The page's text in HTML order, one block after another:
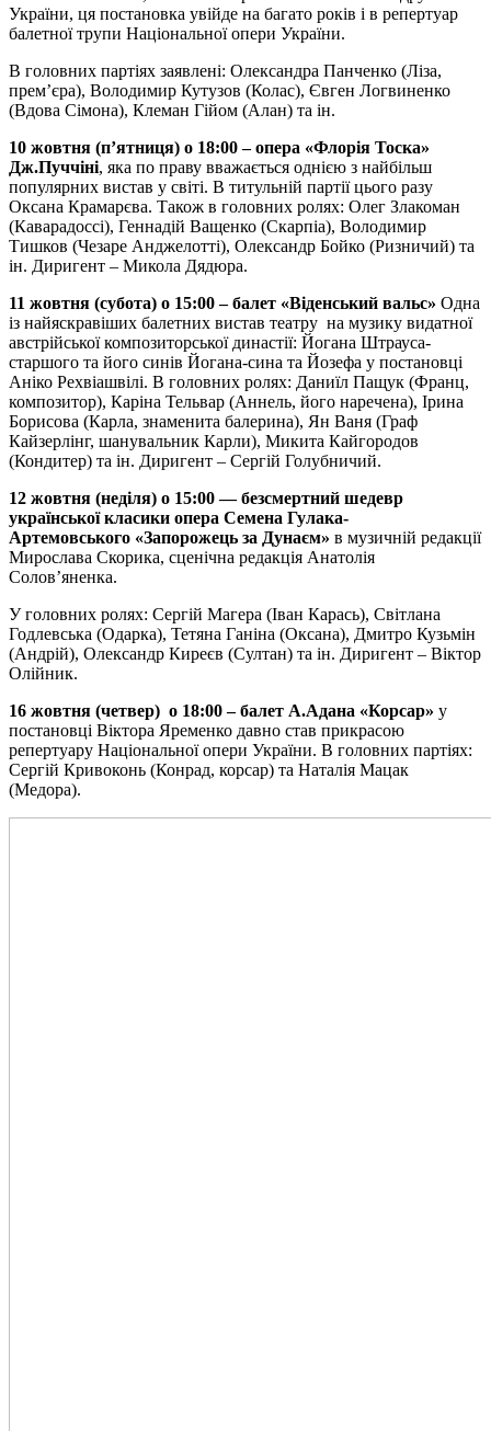
України, ця постановка увійде на багато років і в репертуар
балетної трупи Національної опери України.
В головних партіях заявлені: Олександра Панченко (Ліза,
прем’єра), Володимир Кутузов (Колас), Євген Логвиненко
(Вдова Сімона), Клеман Гійом (Алан) та ін.
10 жовтня (п’ятниця) о 18:00–опера «Флорія Тоска»
Дж.Пуччіні, яка по праву вважається однією з найбільш
популярних вистав у світі. В титульній партії цього разу
Оксана Крамарєва. Також в головних ролях: Олег Злакоман
(Каварадоссі), Геннадій Ващенко (Скарпіа), Володимир
Тишков (Чезаре Анджелотті), Олександр Бойко (Ризничий) та
ін. Диригент – Микола Дядюра.
11 жовтня (субота) о 15:00 – балет «Віденський вальс» Одна
із найяскравіших балетних вистав театру на музику видатної
австрійської композиторської династії: Йогана Штрауса-
старшого та його синів Йогана-сина та Йозефа у постановці
Аніко Рехвіашвілі. В головних ролях: Даниїл Пащук (Франц,
композитор), Каріна Тельвар (Аннель, його наречена), Ірина
Борисова (Карла, знаменита балерина), Ян Ваня (Граф
Кайзерлінг, шанувальник Карли), Микита Кайгородов
(Кондитер) та ін. Диригент – Сергій Голубничий.
12 жовтня (неділя) о 15:00 — безсмертний шедевр
української класики опера Семена Гулака-
Артемовського «Запорожець за Дунаєм» в музичній редакції
Мирослава Скорика, сценічна редакція Анатолія
Солов’яненка.
У головних ролях: Сергій Магера (Іван Карась), Світлана
Годлевська (Одарка), Тетяна Ганіна (Оксана), Дмитро Кузьмін
(Андрій), Олександр Киреєв (Султан) та ін. Диригент – Віктор
Олійник.
16 жовтня (четвер) о 18:00–балет А.Адана «Корсар» у
постановці Віктора Яременко давно став прикрасою
репертуару Національної опери України. В головних партіях:
Сергій Кривоконь (Конрад, корсар) та Наталія Мацак
(Медора).